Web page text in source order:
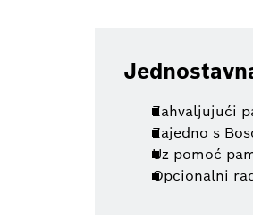
Zahvaljujući
Zajedno s
Uz pomoć
Opcionalni